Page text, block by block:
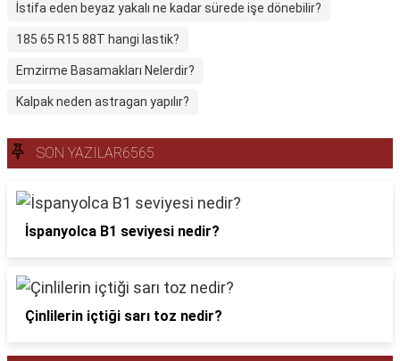
İstifa eden beyaz yakalı ne kadar sürede işe dönebilir?
185 65 R15 88T hangi lastik?
Emzirme Basamakları Nelerdir?
Kalpak neden astragan yapılır?
SON YAZILAR6565
İspanyolca B1 seviyesi nedir?
Çinlilerin içtiği sarı toz nedir?